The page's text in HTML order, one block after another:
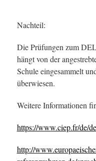
Nachteil:
Die Prüfungen zum
hängt von der
Schule eingesammelt
überwiesen.
Weitere Informationen
https://www.ciep.fr/de/
http://